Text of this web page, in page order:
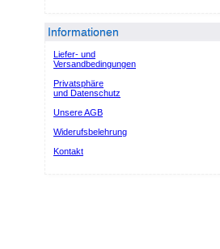
Informationen
Liefer- und
Versandbedingungen
Privatsphäre
und Datenschutz
Unsere AGB
Widerufsbelehrung
Kontakt